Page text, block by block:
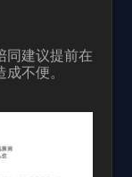
同建议提前在
不便。